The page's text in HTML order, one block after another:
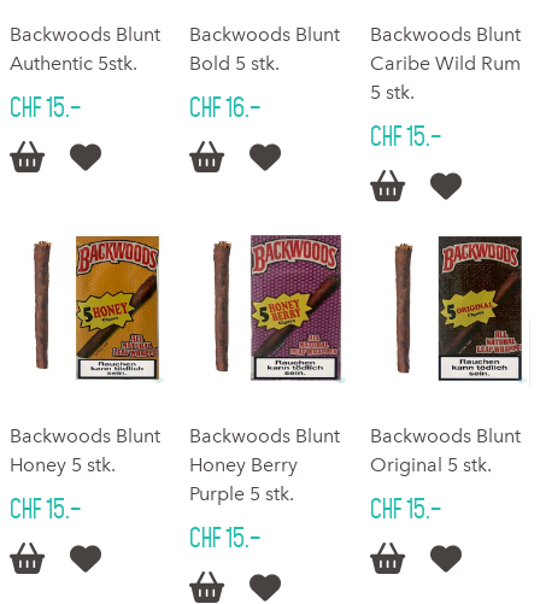
Backwoods Blunt
Authentic 5stk.
CHF 15.–
 
Backwoods Blunt
Bold 5 stk.
CHF 16.–
 
Backwoods Blunt
Caribe Wild Rum
5 stk.
CHF 15.–
 
Backwoods Blunt
Honey 5 stk.
CHF 15.–
 
Backwoods Blunt
Honey Berry
Purple 5 stk.
CHF 15.–
 
Backwoods Blunt
Original 5 stk.
CHF 15.–
 